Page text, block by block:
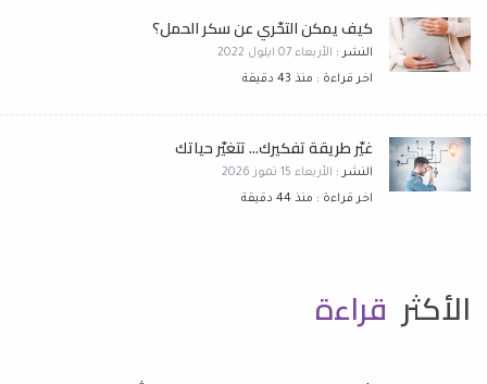
كيف يمكن التحّري عن سكر الحمل؟
النشر : الأربعاء 07 ايلول 2022
اخر قراءة : منذ 43 دقيقة
غيّر طريقة تفكيرك... تتغيّر حياتك
النشر : الأربعاء 15 تموز 2026
اخر قراءة : منذ 44 دقيقة
الأكثر قراءة